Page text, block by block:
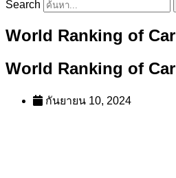
Search
World Ranking of
World Ranking of
กันยายน 10, 2024